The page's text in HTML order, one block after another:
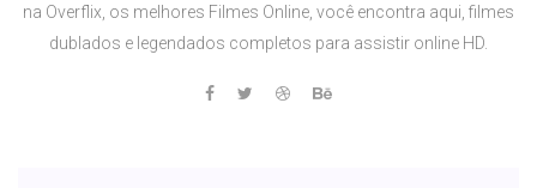
na Overflix, os melhores Filmes Online, você encontra aqui, filmes
dublados e legendados completos para assistir online HD.